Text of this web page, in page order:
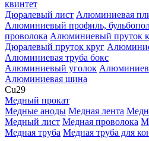
квинтет
Дюралевый лист Алюминиевая
Алюминиевый профиль,
проволока Алюминиевый пруток
Дюралевый пруток круг
Алюминиевая труба бокс
Алюминиевый уголок
Алюминиевая шина
Cu29
Медный прокат
Медные аноды Медная лента
Медный лист Медная проволока
Медная труба Медная труба для